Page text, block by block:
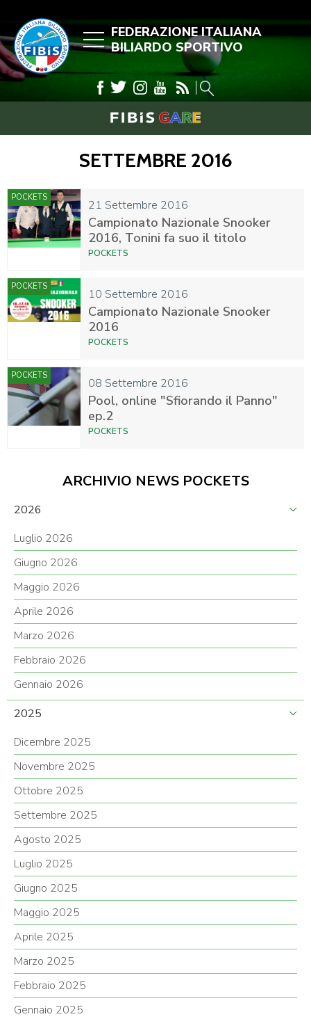
FEDERAZIONE ITALIANA
BILIARDO SPORTIVO
SETTEMBRE 2016
21 Settembre 2016
POCKETS
Campionato Nazionale Snooker
2016, Tonini fa suo il titolo
POCKETS
10 Settembre 2016
POCKETS
Campionato Nazionale Snooker
2016
POCKETS
08 Settembre 2016
POCKETS
Pool, online "Sfiorando il Panno"
ep.2
POCKETS
ARCHIVIO NEWS POCKETS
2026
Luglio 2026
Giugno 2026
Maggio 2026
Aprile 2026
Marzo 2026
Febbraio 2026
Gennaio 2026
2025
Dicembre 2025
Novembre 2025
Ottobre 2025
Settembre 2025
Agosto 2025
Luglio 2025
Giugno 2025
Maggio 2025
Aprile 2025
Marzo 2025
Febbraio 2025
Gennaio 2025